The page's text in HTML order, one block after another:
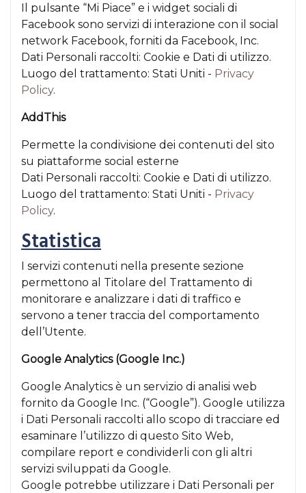
Il pulsante “Mi Piace” e i widget sociali di
Facebook sono servizi di interazione con il social
network Facebook, forniti da Facebook, Inc.
Dati Personali raccolti: Cookie e Dati di utilizzo.
Luogo del trattamento: Stati Uniti - Privacy
Policy.
AddThis
Permette la condivisione dei contenuti del sito
su piattaforme social esterne
Dati Personali raccolti: Cookie e Dati di utilizzo.
Luogo del trattamento: Stati Uniti - Privacy
Policy.
Statistica
I servizi contenuti nella presente sezione
permettono al Titolare del Trattamento di
monitorare e analizzare i dati di traffico e
servono a tener traccia del comportamento
dell’Utente.
Google Analytics (Google Inc.)
Google Analytics è un servizio di analisi web
fornito da Google Inc. (“Google”). Google utilizza
i Dati Personali raccolti allo scopo di tracciare ed
esaminare l’utilizzo di questo Sito Web,
compilare report e condividerli con gli altri
servizi sviluppati da Google.
Google potrebbe utilizzare i Dati Personali per